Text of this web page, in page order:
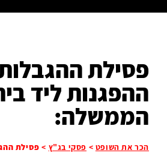
פסילת
ההפגנות ליד
הממשלה:
הכר את השופט > פסקי בג"ץ > פסילת